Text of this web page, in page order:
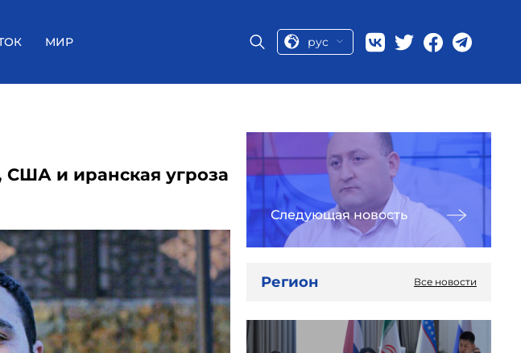
МИР рус
США и иранская угроза
Следующая новость
Регион Все новости